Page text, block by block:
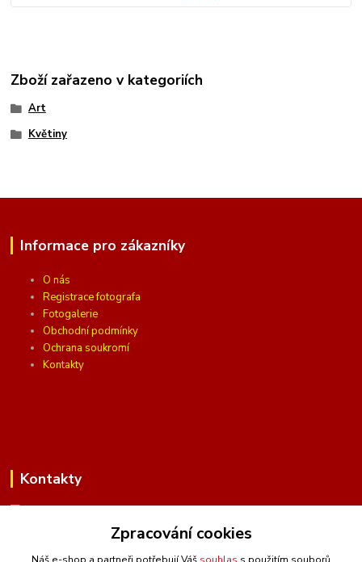
Zboží zařazeno v kategoriích
Art
Květiny
Informace pro zákazníky
O nás
Registrace fotografa
Fotogalerie
Obchodní podmínky
Ochrana soukromí
Kontakty
Kontakty
(Po-Pá, 10 - 16 hod.)
Zpracování cookies